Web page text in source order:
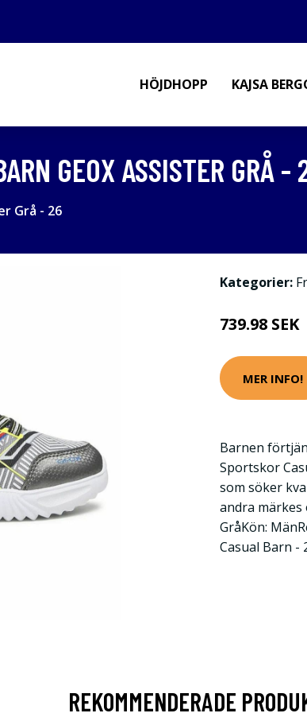
HÖJDHOPP KAJSA
GEOX ASSISTER GRÅ -
Grå - 26
Kategorier:
739.98 SEK
MER INFO!
Barnen
Sportskor
som söker
andra märkes
GråKön:
Casual Barn -
REKOMMENDERADE